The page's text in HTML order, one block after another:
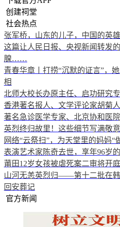
创建祠堂
社会热点
张军桥，山东的儿子，中国的英雄
这篇让人民日报、央视新闻转发
腺……
青春华章丨打捞“沉默的证言”，
相
北师大校长办原主任、启功研究
香港著名报人、文学评论家胡菊
著名急诊医学专家、北京协和医
英烈终归故里！这些细节写满敬意
网络“云祭扫”，为天堂里的妈妈“
表演艺术家陈奇去世，享年96岁
莆田12岁女孩被虐死案二审将开
山河无恙英烈归——第十二批在
回安葬记
官方新闻